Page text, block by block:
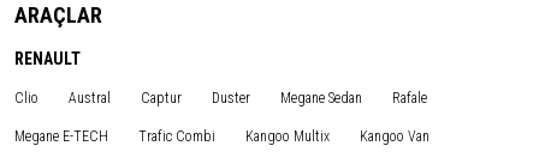
ARAÇLAR
RENAULT
Clio Austral Captur Duster Megane Sedan Rafale
Megane E-TECH Trafic Combi Kangoo Multix Kangoo Van